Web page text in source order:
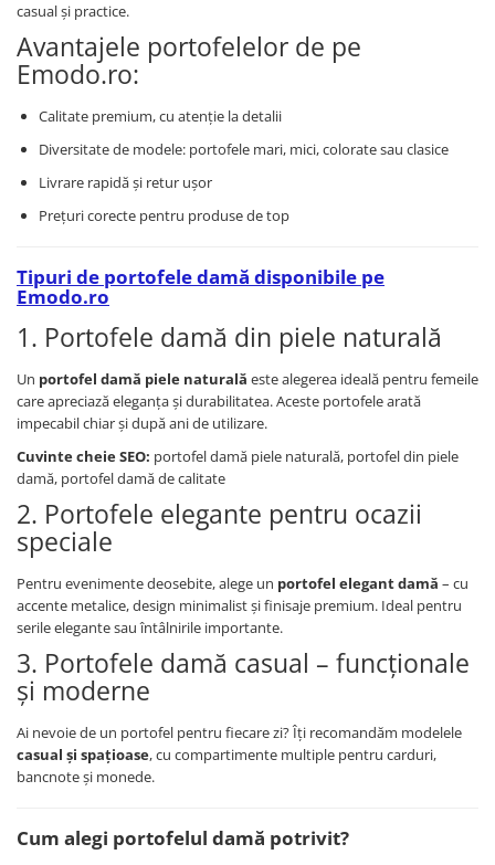
casual și practice.
Avantajele portofelelor de pe
Emodo.ro:
Calitate premium, cu atenție la detalii
Diversitate de modele: portofele mari, mici, colorate sau clasice
Livrare rapidă și retur ușor
Prețuri corecte pentru produse de top
Tipuri de portofele damă disponibile pe
Emodo.ro
1. Portofele damă din piele naturală
Un portofel damă piele naturală este alegerea ideală pentru femeile
care apreciază eleganța și durabilitatea. Aceste portofele arată
impecabil chiar și după ani de utilizare.
Cuvinte cheie SEO: portofel damă piele naturală, portofel din piele
damă, portofel damă de calitate
2. Portofele elegante pentru ocazii
speciale
Pentru evenimente deosebite, alege un portofel elegant damă – cu
accente metalice, design minimalist și finisaje premium. Ideal pentru
serile elegante sau întâlnirile importante.
3. Portofele damă casual – funcționale
și moderne
Ai nevoie de un portofel pentru fiecare zi? Îți recomandăm modelele
casual și spațioase, cu compartimente multiple pentru carduri,
bancnote și monede.
Cum alegi portofelul damă potrivit?